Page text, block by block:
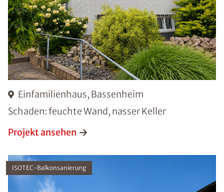
Einfamilienhaus, Bassenheim
Schaden: feuchte Wand, nasser Keller
Projekt ansehen
ISOTEC-Balkonsanierung